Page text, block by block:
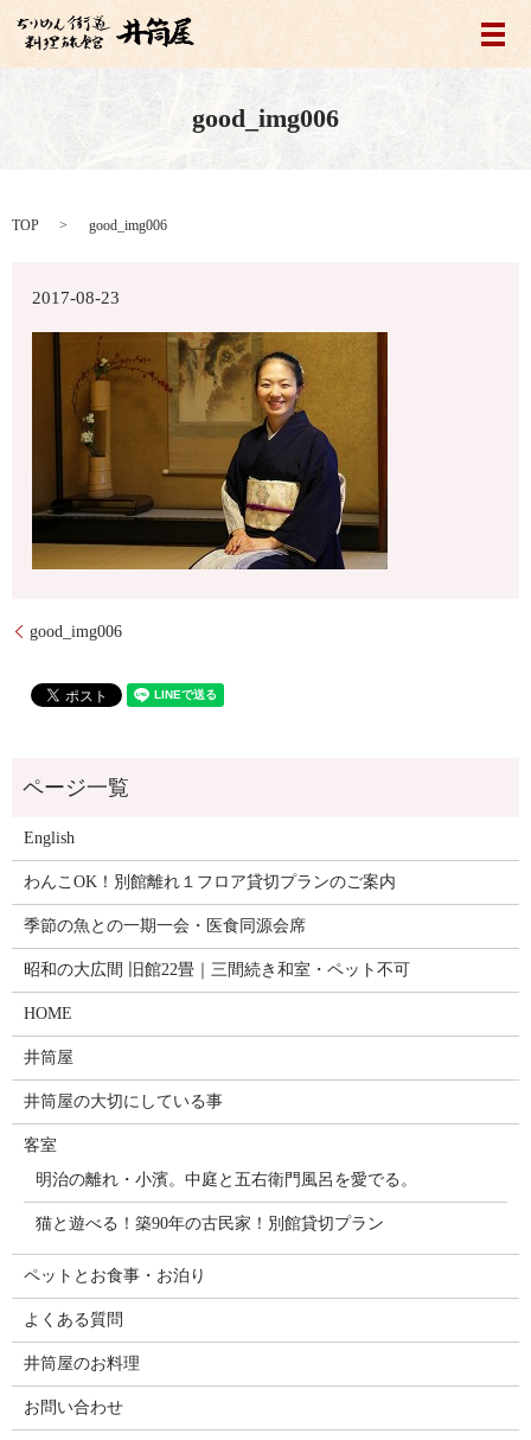
メ
good_img006
TOP good_img006
2017-08-23
good_img006
English
わんこOK！別館離れ１フロア貸切プランのご案内
季節の魚との一期一会・医食同源会席
昭和の大広間 旧館22畳｜三間続き和室・ペット不可
HOME
井筒屋
井筒屋の大切にしている事
客室
明治の離れ・小濱。中庭と五右衛門風呂を愛でる。
猫と遊べる！築90年の古民家！別館貸切プラン
ペットとお食事・お泊り
よくある質問
井筒屋のお料理
お問い合わせ